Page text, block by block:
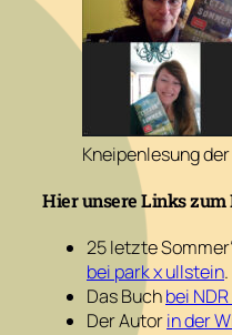
Kneipenlesung
Hier unsere Links zum
25 letzte
bei park x ullstein.
Das Buchbei
Der Autorin der